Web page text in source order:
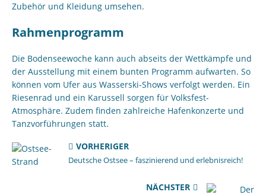
Zubehör und Kleidung umsehen.
Rahmenprogramm
Die Bodenseewoche kann auch abseits der Wettkämpfe und
der Ausstellung mit einem bunten Programm aufwarten. So
können vom Ufer aus Wasserski-Shows verfolgt werden. Ein
Riesenrad und ein Karussell sorgen für Volksfest-
Atmosphäre. Zudem finden zahlreiche Hafenkonzerte und
Tanzvorführungen statt.
VORHERIGER
Deutsche Ostsee – faszinierend und erlebnisreich!
NÄCHSTER